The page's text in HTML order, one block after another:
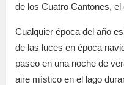
de los Cuatro Cantones,
Cualquier época del año
de las luces en época
paseo en una noche de
aire místico en el lago